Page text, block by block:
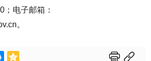
电子邮箱：
。
  